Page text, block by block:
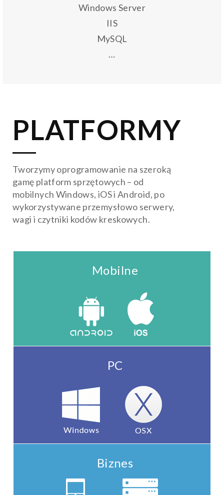
Windows Server
IIS
MySQL
…
PLATFORMY
Tworzymy oprogramowanie na szeroką
gamę platform sprzętowych – od
mobilnych Windows, iOS i Android, po
wykorzystywane przemysłowo serwery,
wagi i czytniki kodów kreskowych.
Mobilne
PC
Biznes